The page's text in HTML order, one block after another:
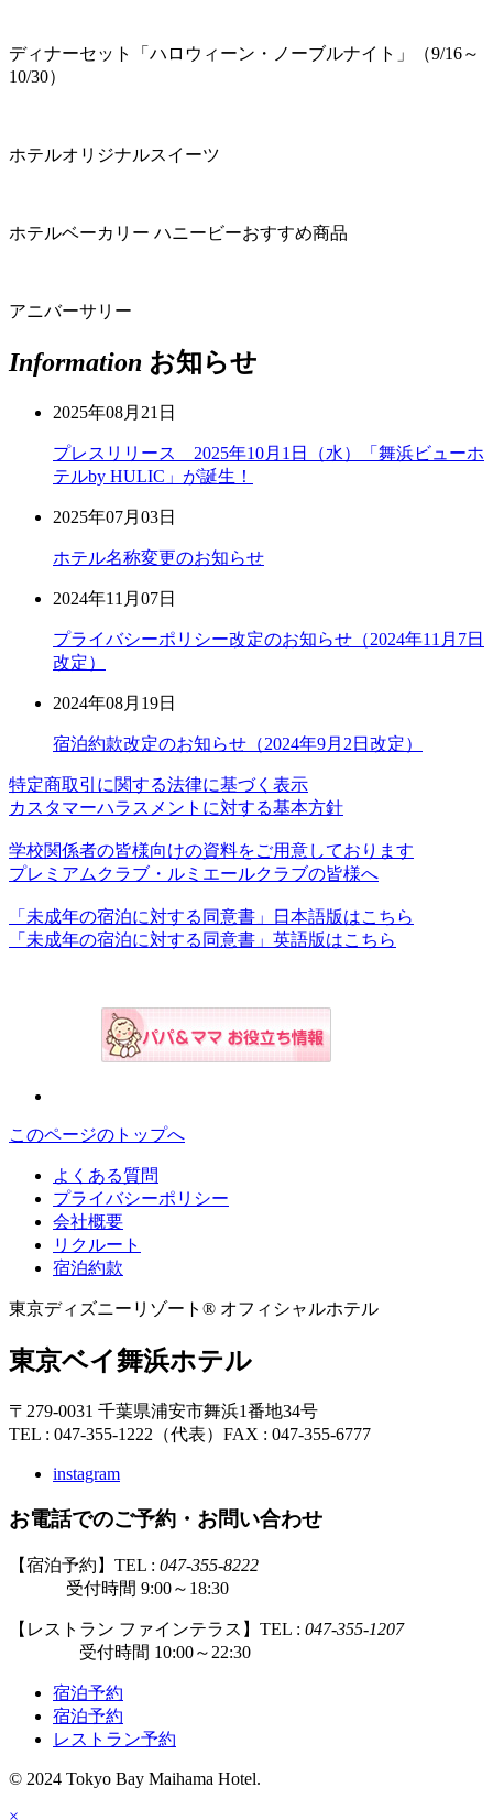
ディナーセット「ハロウィーン・ノーブルナイト」（9/16～
10/30）
ホテルオリジナルスイーツ
ホテルベーカリー ハニービーおすすめ商品
アニバーサリー
Information お知らせ
2025年08月21日
プレスリリース 2025年10月1日（水）「舞浜ビューホ
テルby HULIC」が誕生！
2025年07月03日
ホテル名称変更のお知らせ
2024年11月07日
プライバシーポリシー改定のお知らせ（2024年11月7日
改定）
2024年08月19日
宿泊約款改定のお知らせ（2024年9月2日改定）
特定商取引に関する法律に基づく表示
カスタマーハラスメントに対する基本方針
学校関係者の皆様向けの資料をご用意しております
プレミアムクラブ・ルミエールクラブの皆様へ
「未成年の宿泊に対する同意書」日本語版はこちら
「未成年の宿泊に対する同意書」英語版はこちら
このページのトップへ
よくある質問
プライバシーポリシー
会社概要
リクルート
宿泊約款
東京ディズニーリゾート® オフィシャルホテル
東京ベイ舞浜ホテル
〒279-0031 千葉県浦安市舞浜1番地34号
TEL : 047-355-1222（代表） FAX : 047-355-6777
instagram
お電話でのご予約・お問い合わせ
【宿泊予約】TEL : 047-355-8222
受付時間 9:00～18:30
【レストラン ファインテラス】TEL : 047-355-1207
受付時間 10:00～22:30
宿泊予約
宿泊予約
レストラン予約
© 2024 Tokyo Bay Maihama Hotel.
×